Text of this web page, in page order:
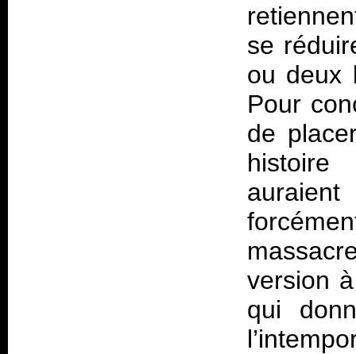
se
ou deux
Pour
de
version
qui